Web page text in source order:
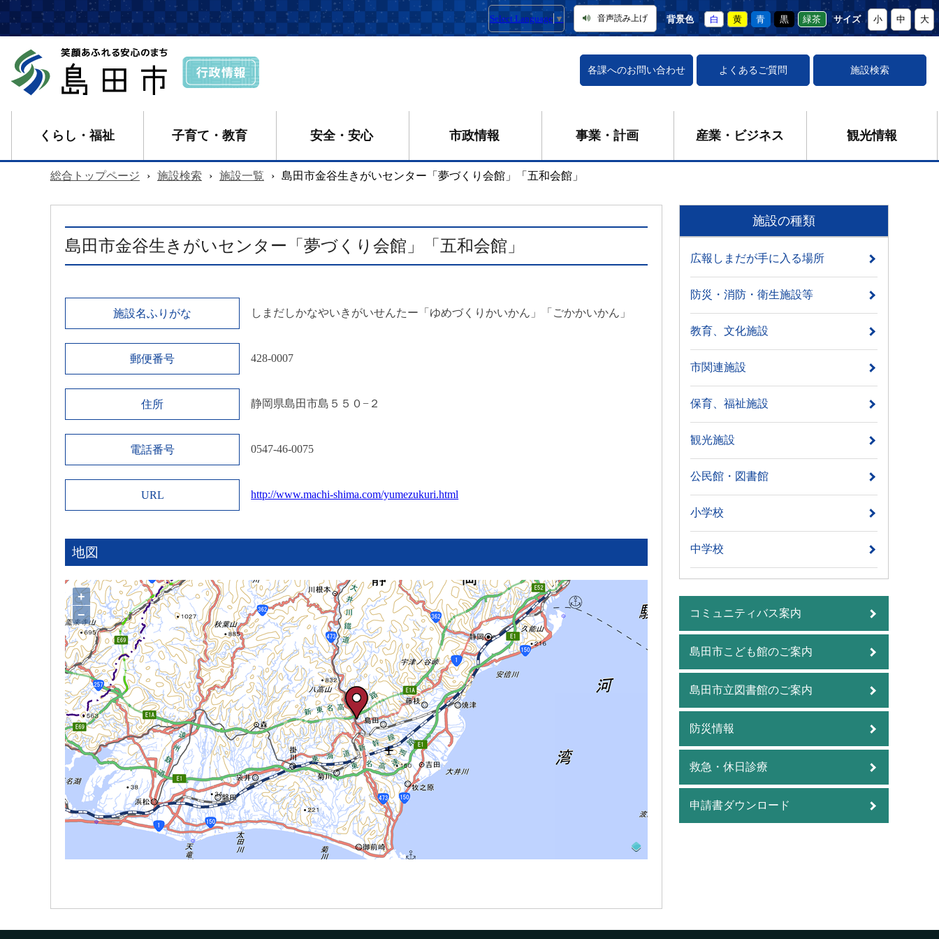
Select Language ▼ 音声読み上げ 背景色 白 黄 青 黒 緑茶 サイズ 小 中 大
各課へのお問い合わせ よくあるご質問 施設検索
くらし・福祉 子育て・教育 安全・安心 市政情報 事業・計画 産業・ビジネス 観光情報
総合トップページ › 施設検索 › 施設一覧 › 島田市金谷生きがいセンター「夢づくり会館」「五和会館」
島田市金谷生きがいセンター「夢づくり会館」「五和会館」
施設名ふりがな しまだしかなやいきがいせんたー「ゆめづくりかいかん」「ごかかいかん」
郵便番号 428-0007
住所 静岡県島田市島５５０−２
電話番号 0547-46-0075
URL http://www.machi-shima.com/yumezukuri.html
地図
+
−
施設の種類
広報しまだが手に入る場所
防災・消防・衛生施設等
教育、文化施設
市関連施設
保育、福祉施設
観光施設
公民館・図書館
小学校
中学校
コミュニティバス案内
島田市こども館のご案内
島田市立図書館のご案内
防災情報
救急・休日診療
申請書ダウンロード